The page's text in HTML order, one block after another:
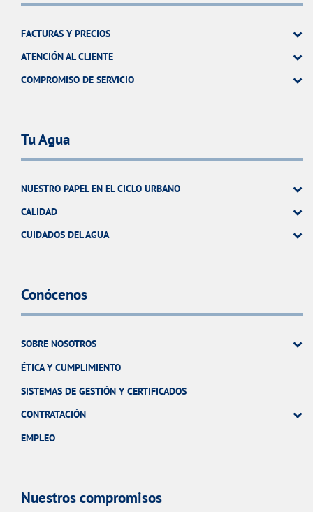
FACTURAS Y PRECIOS
ATENCIÓN AL CLIENTE
COMPROMISO DE SERVICIO
Tu Agua
NUESTRO PAPEL EN EL CICLO URBANO
CALIDAD
CUIDADOS DEL AGUA
Conócenos
SOBRE NOSOTROS
ÉTICA Y CUMPLIMIENTO
SISTEMAS DE GESTIÓN Y CERTIFICADOS
CONTRATACIÓN
EMPLEO
Nuestros compromisos